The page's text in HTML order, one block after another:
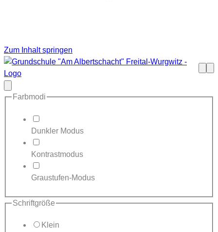
Zum Inhalt springen
schließen
Farbmodi
Dunkler Modus
Kontrastmodus
Graustufen-Modus
Schriftgröße
Klein